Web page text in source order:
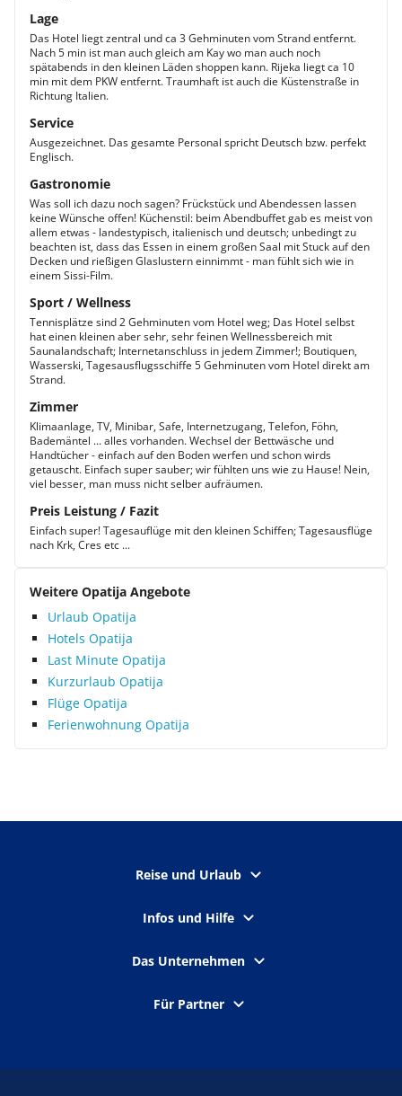
Lage
Das Hotel liegt zentral und ca 3 Gehminuten vom Strand entfernt.
Nach 5 min ist man auch gleich am Kay wo man auch noch
spätabends in den kleinen Läden shoppen kann. Rijeka liegt ca 10
min mit dem PKW entfernt. Traumhaft ist auch die Küstenstraße in
Richtung Italien.
Service
Ausgezeichnet. Das gesamte Personal spricht Deutsch bzw. perfekt
Englisch.
Gastronomie
Was soll ich dazu noch sagen? Frückstück und Abendessen lassen
keine Wünsche offen! Küchenstil: beim Abendbuffet gab es meist von
allem etwas - landestypisch, italienisch und deutsch; unbedingt zu
beachten ist, dass das Essen in einem großen Saal mit Stuck auf den
Decken und rießigen Glaslustern einnimmt - man fühlt sich wie in
einem Sissi-Film.
Sport / Wellness
Tennisplätze sind 2 Gehminuten vom Hotel weg; Das Hotel selbst
hat einen kleinen aber sehr, sehr feinen Wellnessbereich mit
Saunalandschaft; Internetanschluss in jedem Zimmer!; Boutiquen,
Wasserski, Tagesausflugsschiffe 5 Gehminuten vom Hotel direkt am
Strand.
Zimmer
Klimaanlage, TV, Minibar, Safe, Internetzugang, Telefon, Föhn,
Bademäntel ... alles vorhanden. Wechsel der Bettwäsche und
Handtücher - einfach auf den Boden werfen und schon wirds
getauscht. Einfach super sauber; wir fühlten uns wie zu Hause! Nein,
viel besser, man muss nicht selber aufräumen.
Preis Leistung / Fazit
Einfach super! Tagesauflüge mit den kleinen Schiffen; Tagesausflüge
nach Krk, Cres etc ...
Weitere Opatija Angebote
Urlaub Opatija
Hotels Opatija
Last Minute Opatija
Kurzurlaub Opatija
Flüge Opatija
Ferienwohnung Opatija
Reise und Urlaub
Infos und Hilfe
Das Unternehmen
Für Partner